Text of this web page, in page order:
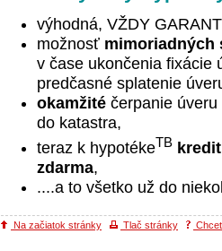
výhodná, VŽDY
možnosť mimoriadných
v čase ukončenia fixácie
predčasné splatenie
okamžité čerpanie
do katastra,
teraz k hypotékeTB
zdarma,
....a to všetko už do
Na začiatok stránky Tlač stránky